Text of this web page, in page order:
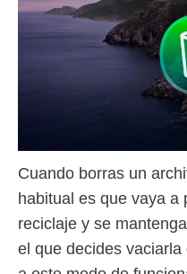
Cuando borras un
habitual es que vaya a
reciclaje y se
el que decides